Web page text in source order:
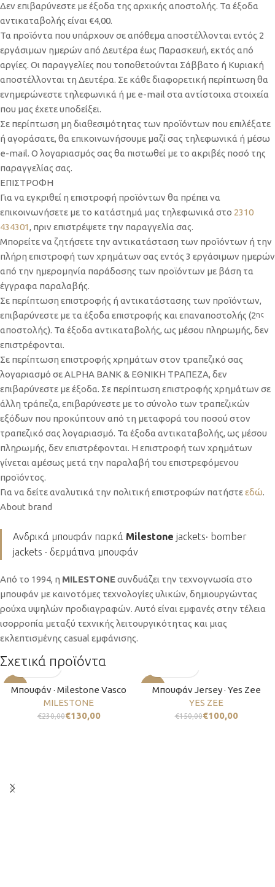
Δεν επιβαρύνεστε με έξοδα της αρχικής αποστολής. Τα έξοδα
αντικαταβολής είναι €4,00.
Τα προϊόντα που υπάρχουν σε απόθεμα αποστέλλονται εντός 2
εργάσιμων ημερών από Δευτέρα έως Παρασκευή, εκτός από
αργίες. Οι παραγγελίες που τοποθετούνται Σάββατο ή Κυριακή
αποστέλλονται τη Δευτέρα. Σε κάθε διαφορετική περίπτωση θα
ενημερώνεστε τηλεφωνικά ή με e-mail στα αντίστοιχα στοιχεία
που μας έχετε υποδείξει.
Σε περίπτωση μη διαθεσιμότητας των προϊόντων που επιλέξατε
ή αγοράσατε, θα επικοινωνήσουμε μαζί σας τηλεφωνικά ή μέσω
e-mail. Ο λογαριασμός σας θα πιστωθεί με το ακριβές ποσό της
παραγγελίας σας.
ΕΠΙΣΤΡΟΦΗ
Για να εγκριθεί η επιστροφή προϊόντων θα πρέπει να
επικοινωνήσετε με το κατάστημά μας τηλεφωνικά στο 2310
434301, πριν επιστρέψετε την παραγγελία σας.
Μπορείτε να ζητήσετε την αντικατάσταση των προϊόντων ή την
πλήρη επιστροφή των χρημάτων σας εντός 3 εργάσιμων ημερών
από την ημερομηνία παράδοσης των προϊόντων με βάση τα
έγγραφα παραλαβής.
Σε περίπτωση επιστροφής ή αντικατάστασης των προϊόντων,
επιβαρύνεστε με τα έξοδα επιστροφής και επαναποστολής (2ης
αποστολής). Τα έξοδα αντικαταβολής, ως μέσου πληρωμής, δεν
επιστρέφονται.
Σε περίπτωση επιστροφής χρημάτων στον τραπεζικό σας
λογαριασμό σε ALPHA BANK & ΕΘΝΙΚΗ ΤΡΑΠΕΖΑ, δεν
επιβαρύνεστε με έξοδα. Σε περίπτωση επιστροφής χρημάτων σε
άλλη τράπεζα, επιβαρύνεστε με το σύνολο των τραπεζικών
εξόδων που προκύπτουν από τη μεταφορά του ποσού στον
τραπεζικό σας λογαριασμό. Τα έξοδα αντικαταβολής, ως μέσου
πληρωμής, δεν επιστρέφονται. Η επιστροφή των χρημάτων
γίνεται αμέσως μετά την παραλαβή του επιστρεφόμενου
προϊόντος.
Για να δείτε αναλυτικά την πολιτική επιστροφών πατήστεεδώ.
About brand
Ανδρικά μπουφάν παρκά Milestone jackets· bomber
jackets · δερμάτινα μπουφάν
Από το 1994, η MILESTONEσυνδυάζει την τεχνογνωσία στο
μπουφάν με καινοτόμες τεχνολογίες υλικών, δημιουργώντας
ρούχα υψηλών προδιαγραφών. Αυτό είναι εμφανές στην τέλεια
ισορροπία μεταξύ τεχνικής λειτουργικότητας και μιας
εκλεπτισμένης casual εμφάνισης.
Σχετικά προϊόντα
-43%
Μπουφάν · Milestone Vasco
MILESTONE
€230,00€130,00
-33%
Μπουφάν Jersey · Yes Zee
YES ZEE
€150,00€100,00